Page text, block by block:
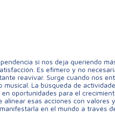
si nos deja queriendo
Es efímero y no
reavivar. Surge cuando nos
La búsqueda de
oportunidades para el
esas acciones con
en el mundo a través